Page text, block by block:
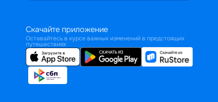
Скачайте приложение
Оставайтесь в курсе важных изменений в предстоящих
путешествиях